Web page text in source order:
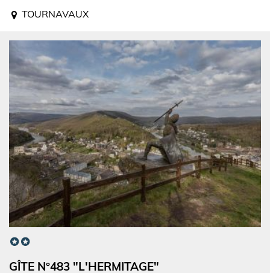
TOURNAVAUX
GÎTE N°483 "L'HERMITAGE"